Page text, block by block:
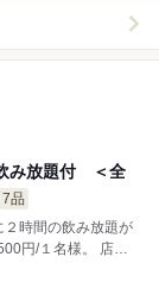
み放題付 ＜全
7品
時間の飲み放題が